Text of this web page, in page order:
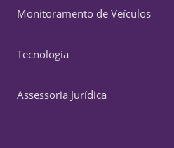
Monitoramento de Veículos
Tecnologia
Assessoria Jurídica